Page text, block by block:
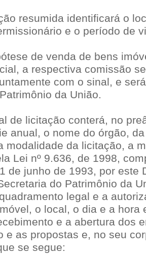
resumida identificará o
e o período de
de venda de bens
a respectiva comissão
com o sinal, e
da União.
de licitação conterá, no
anual, o nome do órgão,
modalidade da licitação, a
Lei nº 9.636, de 1998,
de junho de 1993, por este
do Patrimônio da
legal e a
o local, o dia e a hora
e a abertura dos
e as propostas e, no seu
se segue: